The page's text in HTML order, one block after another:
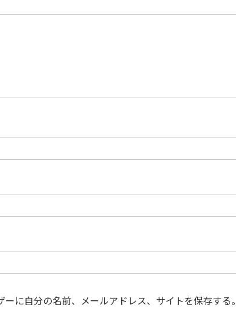
に自分の名前、メールアドレス、サイトを保存する。